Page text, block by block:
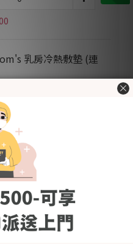
乳房冷熱敷墊 (連
清單